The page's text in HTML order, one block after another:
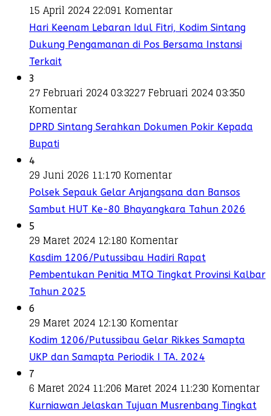
15 April 2024 22:091 Komentar
Hari Keenam Lebaran Idul Fitri, Kodim Sintang
Dukung Pengamanan di Pos Bersama Instansi
Terkait
3
27 Februari 2024 03:3227 Februari 2024 03:350
Komentar
DPRD Sintang Serahkan Dokumen Pokir Kepada
Bupati
4
29 Juni 2026 11:170 Komentar
Polsek Sepauk Gelar Anjangsana dan Bansos
Sambut HUT Ke-80 Bhayangkara Tahun 2026
5
29 Maret 2024 12:180 Komentar
Kasdim 1206/Putussibau Hadiri Rapat
Pembentukan Penitia MTQ Tingkat Provinsi Kalbar
Tahun 2025
6
29 Maret 2024 12:130 Komentar
Kodim 1206/Putussibau Gelar Rikkes Samapta
UKP dan Samapta Periodik I TA. 2024
7
6 Maret 2024 11:206 Maret 2024 11:230 Komentar
Kurniawan Jelaskan Tujuan Musrenbang Tingkat